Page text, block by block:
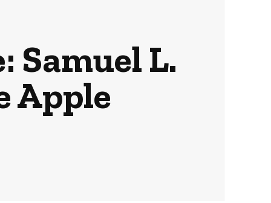
Samuel L.
Apple